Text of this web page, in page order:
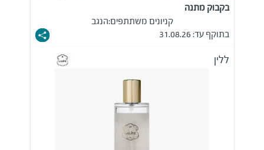
בקבוק מתנה
קניונים משתתפים:הנגב
בתוקף עד: 31.08.26
ללין